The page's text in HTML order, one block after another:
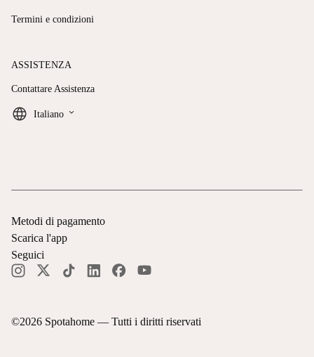
Termini e condizioni
ASSISTENZA
Contattare Assistenza
Italiano keyboard_arrow_down
©2026 Spotahome — Tutti i diritti riservati
Metodi di pagamento
Scarica l'app
Seguici